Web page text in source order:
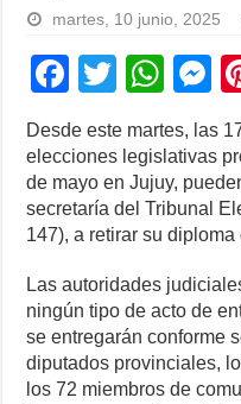
martes, 10 junio, 2025
F
a
c
e
b
o
k
T
tt
er
W
at
s
A
p
e
e
n
Desde este martes, las
elecciones legislativas
de mayo en Jujuy,
secretaría del Tribunal
147), a retirar su diploma
Las autoridades
ningún tipo de acto de
se entregarán conforme
diputados provinciales,
los 72 miembros de